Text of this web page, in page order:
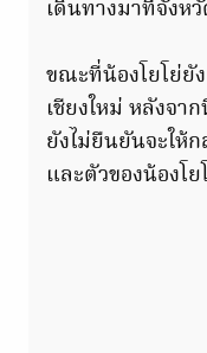
เดินทางมาที่จังห
ขณะที่น้องโยโย่ยั
เชียงใหม่ หลังจ
ยังไม่ยืนยันจะให้
และตัวของน้องโ